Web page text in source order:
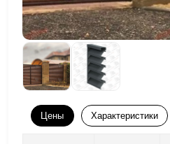
Цены Характеристики